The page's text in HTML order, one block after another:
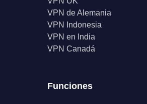
VPN de Alemania
VPN Indonesia
VPN en India
VPN Canadá
Funciones